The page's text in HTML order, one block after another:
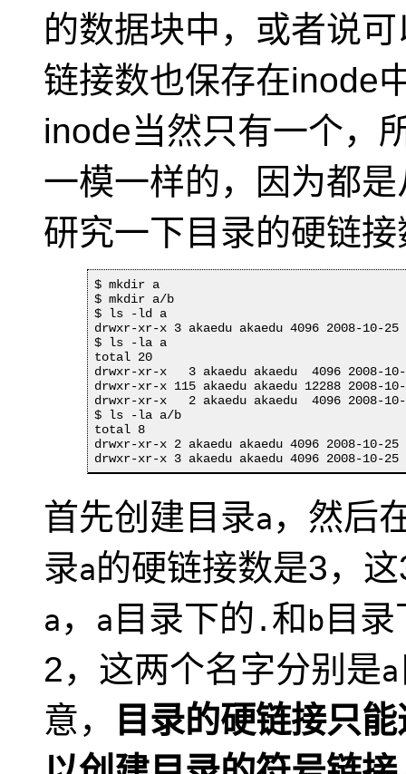
的数据块中，或者说
链接数也保存在inode
inode当然只有一个，
一模一样的，因为都
研究一下目录的硬链接
$ mkdir a
$ mkdir a/b
$ ls -ld a
drwxr-xr-x 3 akaedu akaedu 4096 2008-10-25
$ ls -la a
total 20
drwxr-xr-x   3 akaedu akaedu  4096 2008-
drwxr-xr-x 115 akaedu akaedu 12288 2008-
drwxr-xr-x   2 akaedu akaedu  4096 2008-
$ ls -la a/b
total 8
drwxr-xr-x 2 akaedu akaedu 4096 2008-10-
drwxr-xr-x 3 akaedu akaedu 4096 2008-10-
首先创建目录a ，然后
录a的硬链接数是3，
a ， a 目录下的 . 和 b 目
2，这两个名字分别是a
意，
目录的硬链接只